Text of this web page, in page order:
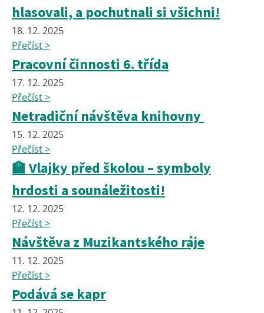
hlasovali, a pochutnali si všichni!
18. 12. 2025
Přečíst >
Pracovní činnosti 6. třída
17. 12. 2025
Přečíst >
Netradiční návštěva knihovny
15. 12. 2025
Přečíst >
🏫 Vlajky před školou – symboly
hrdosti a sounáležitosti!
12. 12. 2025
Přečíst >
Návštěva z Muzikantského ráje
11. 12. 2025
Přečíst >
Podává se kapr